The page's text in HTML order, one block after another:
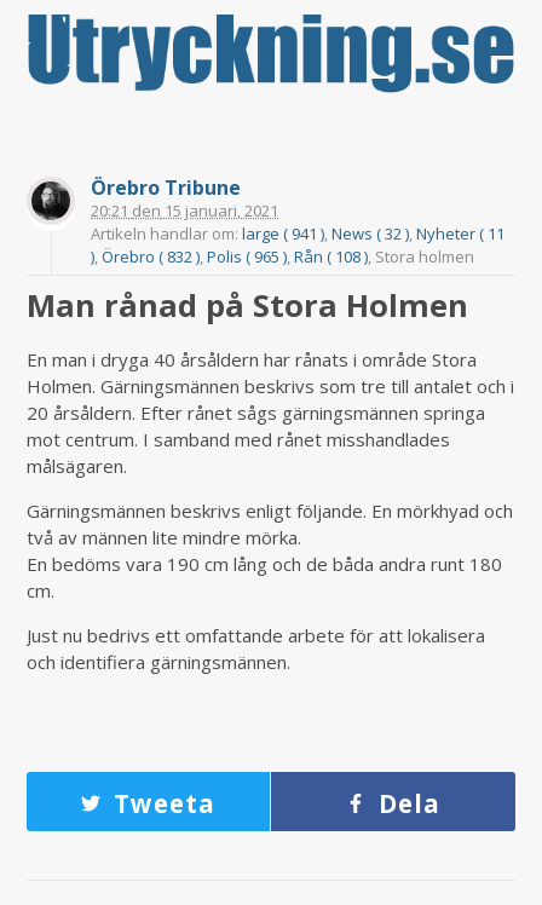
Örebro Tribune
20:21 den 15 januari, 2021
Artikeln handlar om:large ( 941 ),News ( 32 ),Nyheter ( 11
),Örebro ( 832 ),Polis ( 965 ),Rån ( 108 ), Stora holmen
Man rånad på Stora Holmen
En man i dryga 40 årsåldern har rånats i område Stora
Holmen. Gärningsmännen beskrivs som tre till antalet och i
20 årsåldern. Efter rånet sågs gärningsmännen springa
mot centrum. I samband med rånet misshandlades
målsägaren.
Gärningsmännen beskrivs enligt följande. En mörkhyad och
två av männen lite mindre mörka.
En bedöms vara 190 cm lång och de båda andra runt 180
cm.
Just nu bedrivs ett omfattande arbete för att lokalisera
och identifiera gärningsmännen.
Tweeta Dela